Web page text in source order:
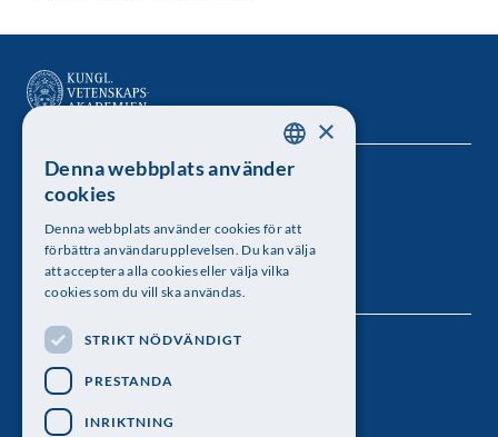
Kungl. Vetenskapsakademien
Besöksadress: Lilla Frescativägen 4A
Telefon: 08-673 95 00
Följ oss
SWEDISH
×
Denna webbplats använder
cookies
Denna webbplats använder cookies för att
förbättra användarupplevelsen. Du kan välja
att acceptera alla cookies eller välja vilka
cookies som du vill ska användas.
STRIKT NÖDVÄNDIGT
PRESTANDA
INRIKTNING